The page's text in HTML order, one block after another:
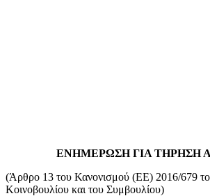
ΕΝΗΜΕΡΩΣΗ ΓΙΑ ΤΗΡΗΣΗ
(Άρθρο 13 του Κανονισμού (ΕΕ) 2016/679
Κοινοβουλίου και του Συμβουλίου)